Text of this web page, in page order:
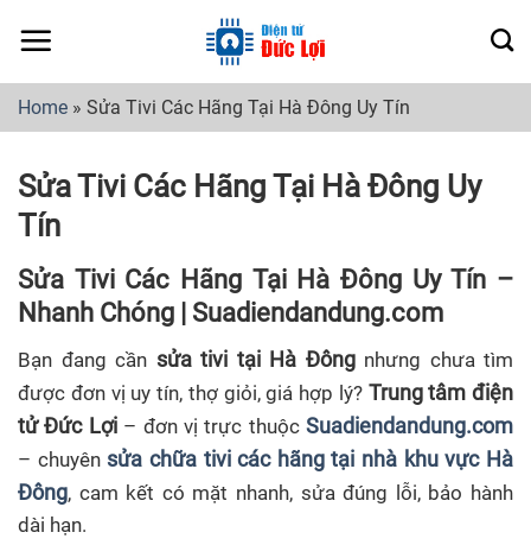
Home » Sửa Tivi Các Hãng Tại Hà Đông Uy Tín
Sửa Tivi Các Hãng Tại Hà Đông Uy
Tín
Sửa Tivi Các Hãng Tại Hà Đông Uy Tín –
Nhanh Chóng | Suadiendandung.com
Bạn đang cần sửa tivi tại Hà Đôngnhưng chưa tìm
được đơn vị uy tín, thợ giỏi, giá hợp lý? Trung tâm điện
tử Đức Lợi– đơn vị trực thuộc Suadiendandung.com
– chuyên sửa chữa tivi các hãng tại nhà khu vực Hà
Đông, cam kết có mặt nhanh, sửa đúng lỗi, bảo hành
dài hạn.